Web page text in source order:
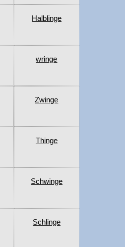
Halblinge
wringe
Zwinge
Thinge
Schwinge
Schlinge